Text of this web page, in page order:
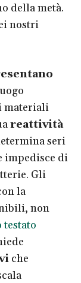
della metà.
nostri
materiali
reattività
seri
impedisce di
Gli
la
non
testato
che